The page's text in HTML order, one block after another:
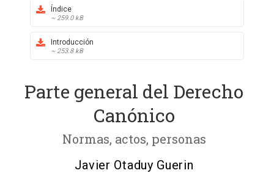
Índice
~ 259.0 kB
Introducción
~ 253.8 kB
Parte general del Derecho
Canónico
Normas, actos, personas
Javier Otaduy Guerin